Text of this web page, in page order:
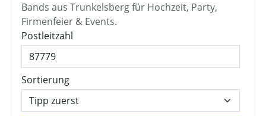
Bands aus Trunkelsberg für Hochzeit, Party,
Firmenfeier & Events.
Postleitzahl
Sortierung